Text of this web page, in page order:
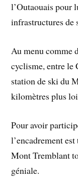
l’Outaouais pour
infrastructures de
Au menu comme
cyclisme, entre le
station de ski du
kilomètres plus
Pour avoir
l’encadrement
Mont Tremblant
géniale.